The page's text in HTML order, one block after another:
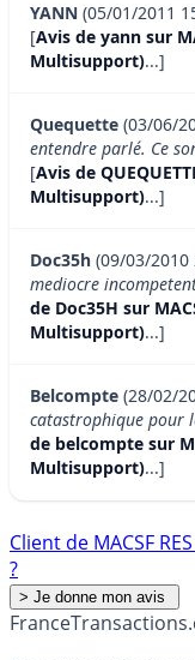
YANN (05/01/2011
[Avis de yann sur
Multisupport)...]
Quequette (03/06/
entendre parlé. Ce
[Avis de
Multisupport)...]
Doc35h (09/03/2010
mediocre
de Doc35H sur
Multisupport)...]
Belcompte (28/02/
catastrophique pour
de belcompte sur
Multisupport)...]
Client de MACSF
?
France